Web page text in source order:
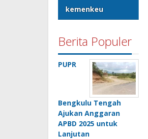
kemenkeu
Berita Populer
PUPR
Bengkulu Tengah
Ajukan Anggaran
APBD 2025 untuk
Lanjutan